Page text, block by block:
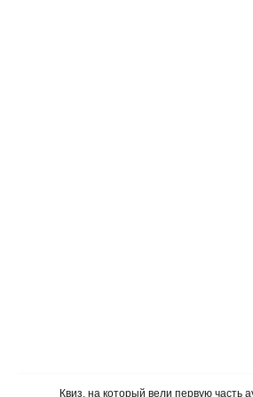
Квиз, на который вели первую часть